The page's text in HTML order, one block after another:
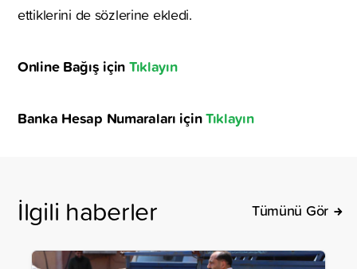
ettiklerini de sözlerine ekledi.
Online Bağış içinTıklayın
Banka Hesap Numaraları içinTıklayın
İlgili haberler Tümünü Gör